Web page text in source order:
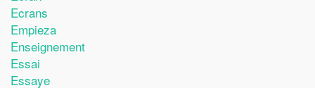
Ecrans
Empieza
Enseignement
Essai
Essaye